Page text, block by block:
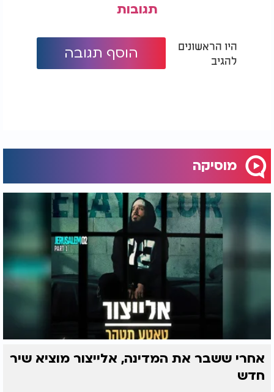
תגובות
היו הראשונים
להגיב
הוסף תגובה
מוסיקה
אחרי ששבר את המדינה, אלייצור מוציא שיר
חדש